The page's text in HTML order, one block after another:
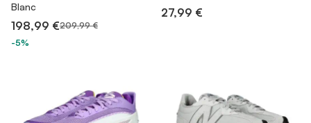
Blanc
198,99 €209,99 €
-5%
27,99 €